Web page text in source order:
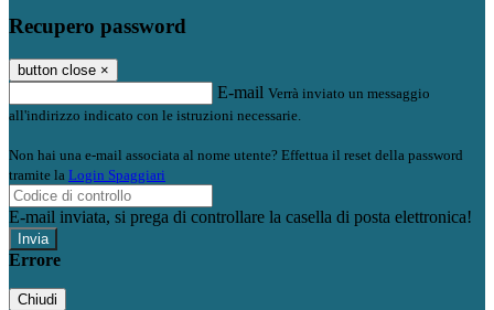
Recupero password
button close ×
E-mail Verrà inviato un messaggio
all'indirizzo indicato con le istruzioni necessarie.
Non hai una e-mail associata al nome utente? Effettua il reset della password
tramite la Login Spaggiari
E-mail inviata, si prega di controllare la casella di posta elettronica!
Errore
Chiudi